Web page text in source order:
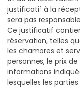
justificatif à la
sera pas
Ce justificatif
réservation, telles
les chambres et
personnes, le prix
informations
lesquelles les parties